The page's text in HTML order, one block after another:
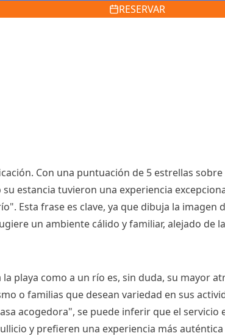
RESERVAR
Con una puntuación de 5 estrellas
estancia tuvieron una experiencia
Esta frase es clave, ya que dibuja la
un ambiente cálido y familiar, alejado de
playa como a un río es, sin duda, su mayor
o familias que desean variedad en sus
acogedora", se puede inferir que el
y prefieren una experiencia más auténtica